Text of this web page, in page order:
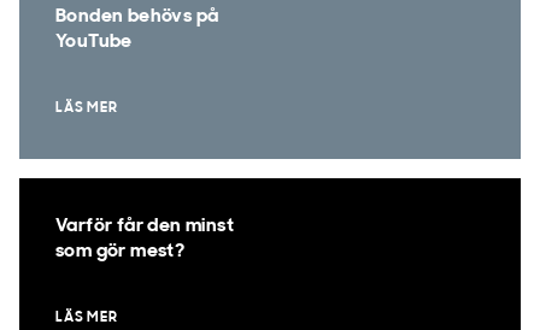
Bonden behövs på
YouTube
LÄS MER
Varför får den minst
som gör mest?
LÄS MER